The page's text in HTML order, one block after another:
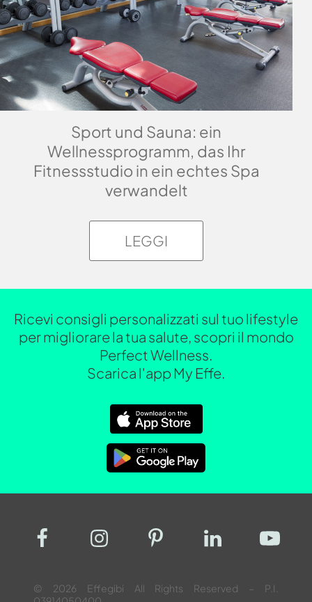
Sport und Sauna: ein
Wellnessprogramm, das Ihr
Fitnessstudio in ein echtes Spa
verwandelt
LEGGI
Ricevi consigli personalizzati sul tuo lifestyle
per migliorare la tua salute, scopri il mondo
Perfect Wellness.
Scarica l'app My Effe.
© 2026 Effegibi All Rights Reserved – P.I.